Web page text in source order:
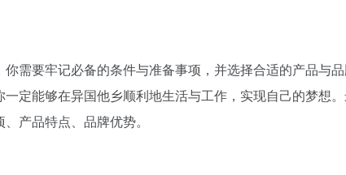
需要牢记必备的条件与准备事项，并选择合适的产品与
定能够在异国他乡顺利地生活与工作，实现自己的梦想。
产品特点、品牌优势。